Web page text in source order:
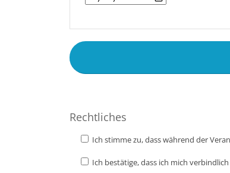
lasse
dieses
leer.
Rechtliches
Ich stimme zu, dass während der
Ich bestätige, dass ich mich